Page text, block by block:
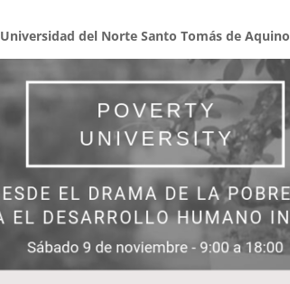
Universidad del Norte Santo Tomás de Aquino